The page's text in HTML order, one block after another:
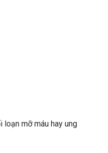
mỡ máu hay ung